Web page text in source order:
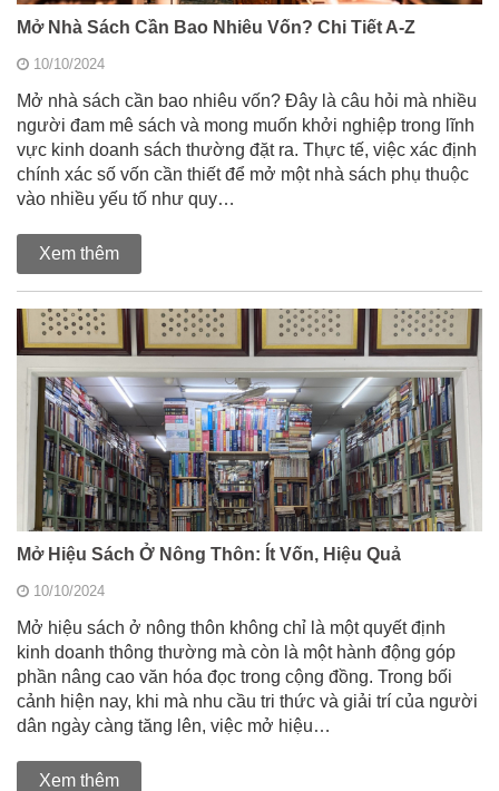
Mở Nhà Sách Cần Bao Nhiêu Vốn? Chi Tiết A-Z
10/10/2024
Mở nhà sách cần bao nhiêu vốn? Đây là câu hỏi mà nhiều
người đam mê sách và mong muốn khởi nghiệp trong lĩnh
vực kinh doanh sách thường đặt ra. Thực tế, việc xác định
chính xác số vốn cần thiết để mở một nhà sách phụ thuộc
vào nhiều yếu tố như quy…
Xem thêm
Mở Hiệu Sách Ở Nông Thôn: Ít Vốn, Hiệu Quả
10/10/2024
Mở hiệu sách ở nông thôn không chỉ là một quyết định
kinh doanh thông thường mà còn là một hành động góp
phần nâng cao văn hóa đọc trong cộng đồng. Trong bối
cảnh hiện nay, khi mà nhu cầu tri thức và giải trí của người
dân ngày càng tăng lên, việc mở hiệu…
Xem thêm